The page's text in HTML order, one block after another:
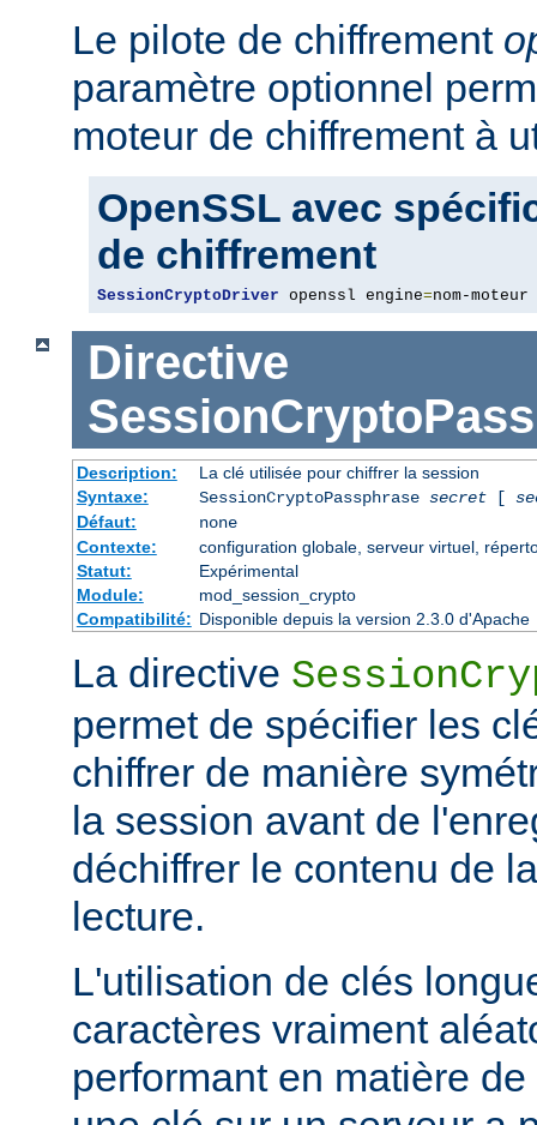
Le pilote de chiffrement
paramètre optionnel
moteur de chiffrement à
OpenSSL avec
de chiffrement
SessionCryptoDriver openssl engine=nom-moteur
Directive
Description:
La clé utilisée pour chiffrer la session
Syntaxe:
SessionCryptoPassphrase secret[
Défaut:
none
Contexte:
configuration globale, serveur virtuel,
Statut:
Expérimental
Module:
mod_session_crypto
Compatibilité: Disponible depuis la version 2.3.0 d'Apache
La directive
permet de spécifier les
chiffrer de manière
la session avant de
déchiffrer le contenu de
lecture.
L'utilisation de clés
caractères vraiment
performant en matière